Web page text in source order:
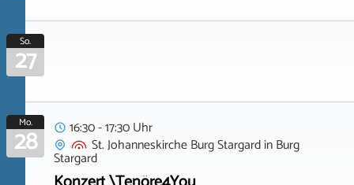
So.
27
Mo.
28
16:30 - 17:30 Uhr
St. Johanneskirche Burg StargardinBurg
Stargard